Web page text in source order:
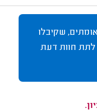
שקיבלו
לתת חוות דעת